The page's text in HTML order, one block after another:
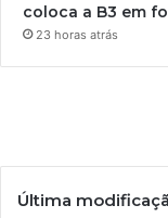
coloca a B3 em
23 horas atrás
Última